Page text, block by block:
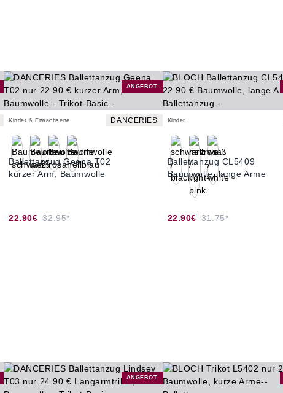
ANGEBOT
Kinder & Erwachsene DANCERIES
Ballettanzug Geena T02
kurzer Arm, Baumwolle
22.90€ 32.95*
Kinder
Ballettanzug CL5409
Baumwolle, lange Arme
22.90€ 31.75*
ANGEBOT